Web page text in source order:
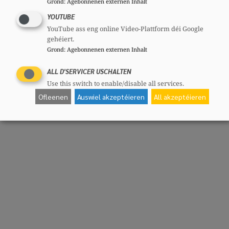
YOUTUBE
YouTube ass eng online Video-Plattform déi Google
gehéiert.
Grond: Agebonnenen externen Inhalt
ALL D'SERVICER USCHALTEN
Use this switch to enable/disable all services.
Ofleenen Auswiel akzeptéieren All akzeptéieren